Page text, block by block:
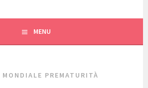
MENU
PREMATURITÀ